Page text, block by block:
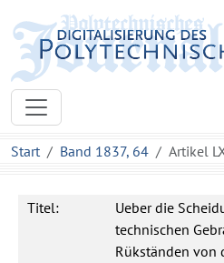
Start Band 1837, 64 Artikel
Titel:
Ueber die
technischen
Rükständen von